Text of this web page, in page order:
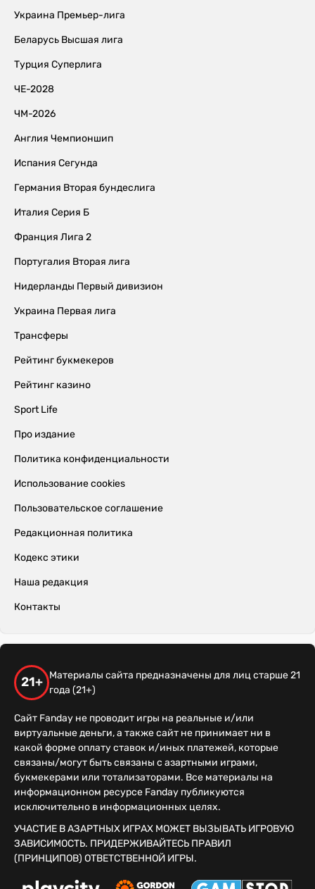
Украина Премьер-лига
Беларусь Высшая лига
Турция Суперлига
ЧЕ-2028
ЧМ-2026
Англия Чемпионшип
Испания Сегунда
Германия Вторая бундеслига
Италия Серия Б
Франция Лига 2
Португалия Вторая лига
Нидерланды Первый дивизион
Украина Первая лига
Трансферы
Рейтинг букмекеров
Рейтинг казино
Sport Life
Про издание
Политика конфиденциальности
Использование cookies
Пользовательское соглашение
Редакционная политика
Кодекс этики
Наша редакция
Контакты
21+
Материалы сайта предназначены для лиц старше 21
года (21+)
Сайт Fanday не проводит игры на реальные и/или
виртуальные деньги, а также сайт не принимает ни в
какой форме оплату ставок и/иных платежей, которые
связаны/могут быть связаны с азартными играми,
букмекерами или тотализаторами. Все материалы на
информационном ресурсе Fanday публикуются
исключительно в информационных целях.
УЧАСТИЕ В АЗАРТНЫХ ИГРАХ МОЖЕТ ВЫЗЫВАТЬ ИГРОВУЮ
ЗАВИСИМОСТЬ. ПРИДЕРЖИВАЙТЕСЬ ПРАВИЛ
(ПРИНЦИПОВ) ОТВЕТСТВЕННОЙ ИГРЫ.